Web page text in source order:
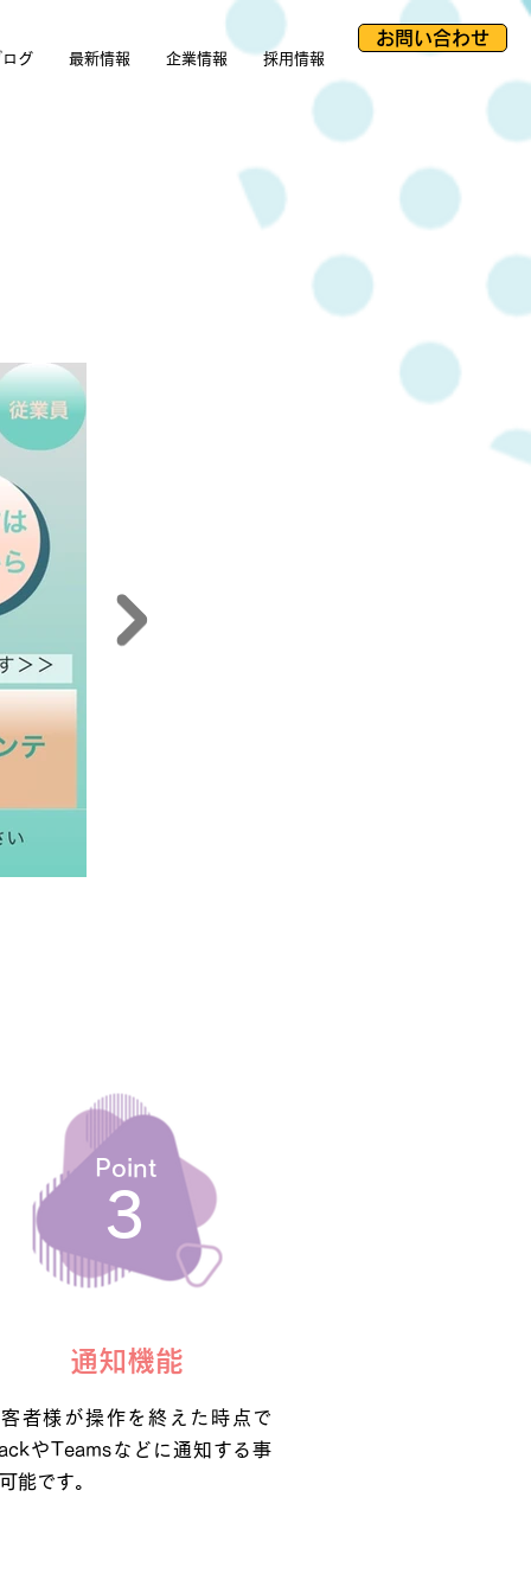
ログ 最新情報 企業情報 採用情報
お問い合わせ
Point
​3
通知機能
者様が操作を終えた時点で
やTeamsなどに通知する事
能です。